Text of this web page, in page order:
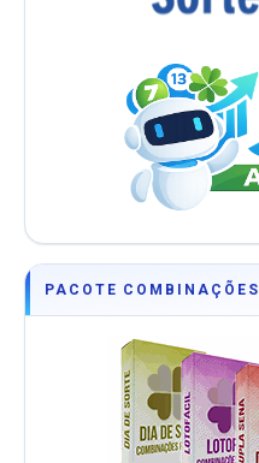
PACOTE COMBINAÇÕES